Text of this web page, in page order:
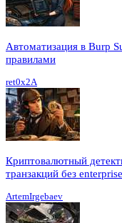
Автоматизация в Burp
правилами
ret0x2A
Криптовалютный
транзакций без
ArtemIrgebaev